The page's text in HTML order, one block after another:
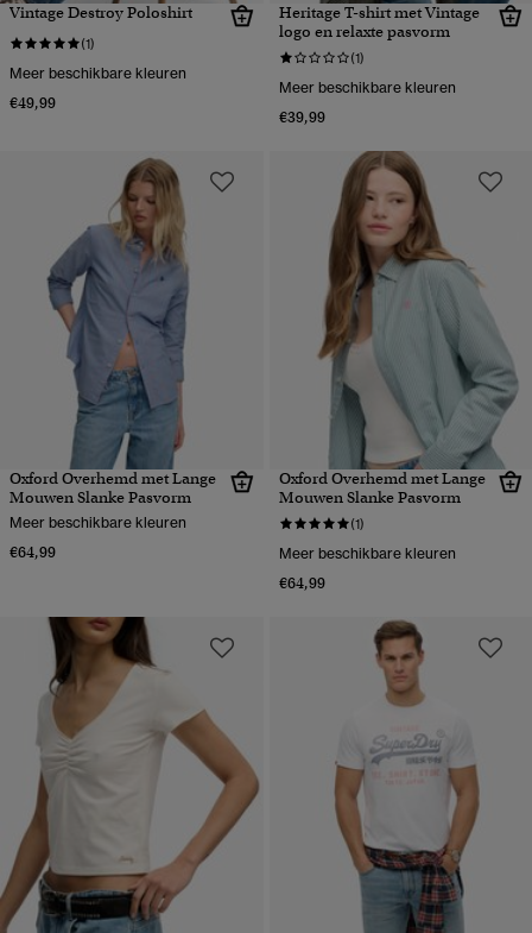
Vintage Destroy Poloshirt
(1)
Meer beschikbare kleuren
€49,99
Heritage T-shirt met Vintage
logo en relaxte pasvorm
(1)
Meer beschikbare kleuren
€39,99
Oxford Overhemd met Lange
Mouwen Slanke Pasvorm
Meer beschikbare kleuren
€64,99
Oxford Overhemd met Lange
Mouwen Slanke Pasvorm
(1)
Meer beschikbare kleuren
€64,99